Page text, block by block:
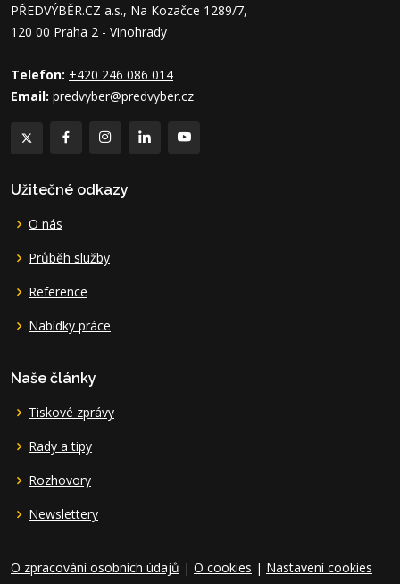
PŘEDVÝBĚR.CZ a.s., Na Kozačce 1289/7,
120 00 Praha 2 - Vinohrady
Telefon: +420 246 086 014
Email: predvyber@predvyber.cz
Užitečné odkazy
O nás
Průběh služby
Reference
Nabídky práce
Naše články
Tiskové zprávy
Rady a tipy
Rozhovory
Newslettery
O zpracování osobních údajů | O cookies | Nastavení cookies